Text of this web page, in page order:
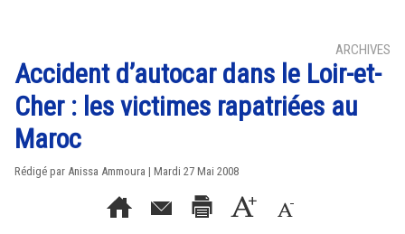
ARCHIVES
Accident d’autocar dans le Loir-et-
Cher : les victimes rapatriées au
Maroc
Rédigé par Anissa Ammoura | Mardi 27 Mai 2008